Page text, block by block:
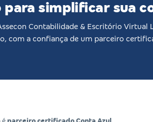
para simplificar sua
Contabilidade & Escritório Virtual
com a confiança de um parceiro